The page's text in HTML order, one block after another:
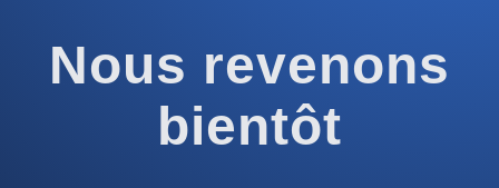
Nous revenons
bientôt